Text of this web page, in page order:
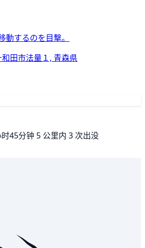
するのを目撃。
田市法量１, 青森県
45分钟 5 公里内 3 次出没